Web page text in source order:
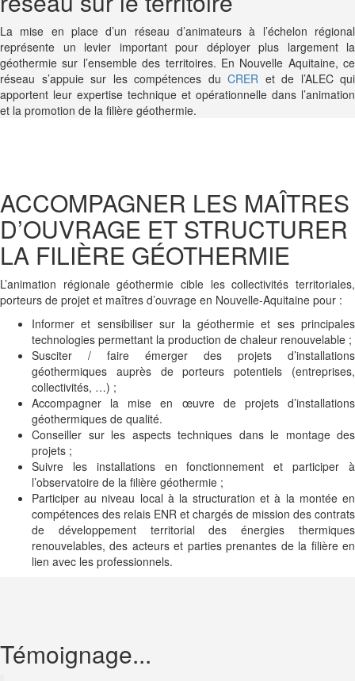
La mise en place d’un réseau d’animateurs à l’échelon régional
représente un levier important pour déployer plus largement la
géothermie sur l’ensemble des territoires. En Nouvelle Aquitaine, ce
réseau s’appuie sur les compétences du CRER et de l’ALEC qui
apportent leur expertise technique et opérationnelle dans l’animation
et la promotion de la filière géothermie.
ACCOMPAGNER LES MAÎTRES
D’OUVRAGE ET STRUCTURER
LA FILIÈRE GÉOTHERMIE
L’animation régionale géothermie cible les collectivités territoriales,
porteurs de projet et maîtres d’ouvrage en Nouvelle-Aquitaine pour :
Informer et sensibiliser sur la géothermie et ses principales
technologies permettant la production de chaleur renouvelable ;
Susciter / faire émerger des projets d’installations
géothermiques auprès de porteurs potentiels (entreprises,
collectivités, …) ;
Accompagner la mise en œuvre de projets d’installations
géothermiques de qualité.
Conseiller sur les aspects techniques dans le montage des
projets ;
Suivre les installations en fonctionnement et participer à
l’observatoire de la filière géothermie ;
Participer au niveau local à la structuration et à la montée en
compétences des relais ENR et chargés de mission des contrats
de développement territorial des énergies thermiques
renouvelables, des acteurs et parties prenantes de la filière en
lien avec les professionnels.
Témoignage...